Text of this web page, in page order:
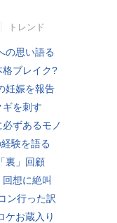
トレンド
の思い語る
格ブレイク?
妊娠を報告
を刺す
ずあるモノ
験を語る
裏」回顧
想に絶叫
ン行った訳
ケお蔵入り